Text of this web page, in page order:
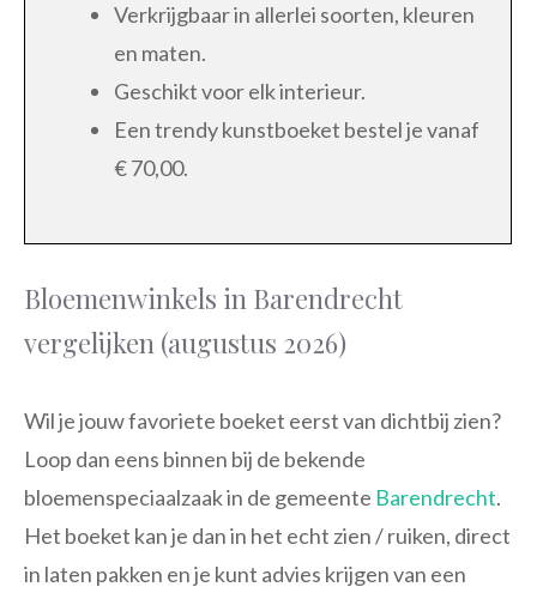
Verkrijgbaar in allerlei soorten, kleuren
en maten.
Geschikt voor elk interieur.
Een trendy kunstboeket bestel je vanaf
€ 70,00.
Bloemenwinkels in Barendrecht
vergelijken (augustus 2026)
Wil je jouw favoriete boeket eerst van dichtbij zien?
Loop dan eens binnen bij de bekende
bloemenspeciaalzaak in de gemeente Barendrecht.
Het boeket kan je dan in het echt zien / ruiken, direct
in laten pakken en je kunt advies krijgen van een